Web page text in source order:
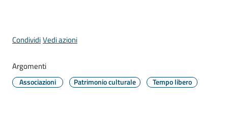
appuntamento
CondividiVedi azioni
Argomenti
Associazioni Patrimonio culturale Tempo libero